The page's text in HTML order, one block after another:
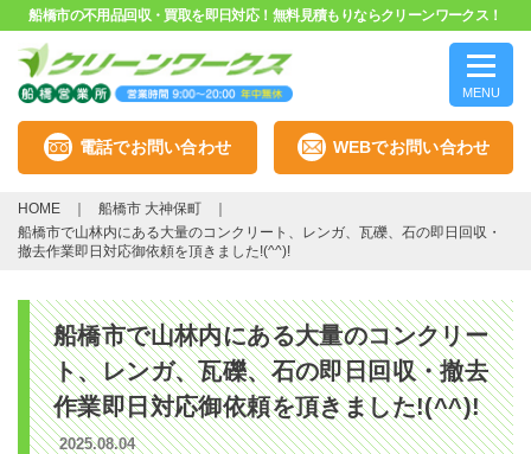
船橋市の不用品回収・買取を即日対応！無料見積もりならクリーンワークス！
MENU
電話でお問い合わせ WEBでお問い合わせ
HOME
船橋市 大神保町
船橋市で山林内にある大量のコンクリート、レンガ、瓦礫、石の即日回収・
撤去作業即日対応御依頼を頂きました!(^^)!
船橋市で山林内にある大量のコンクリー
ト、レンガ、瓦礫、石の即日回収・撤去
作業即日対応御依頼を頂きました!(^^)!
2025.08.04